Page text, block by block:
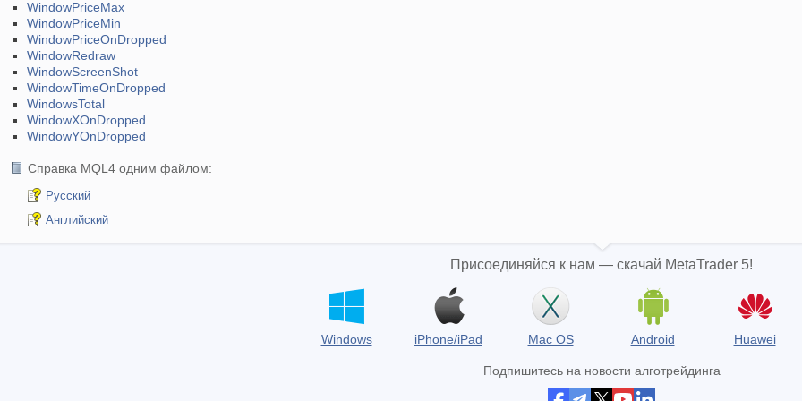
WindowPriceMax
WindowPriceMin
WindowPriceOnDropped
WindowRedraw
WindowScreenShot
WindowTimeOnDropped
WindowsTotal
WindowXOnDropped
WindowYOnDropped
Справка MQL4 одним файлом:
Русский
Английский
Присоединяйся к нам — скачай MetaTrader 5!
Windows iPhone/iPad Mac OS Android Huawei
Подпишитесь на новости алготрейдинга